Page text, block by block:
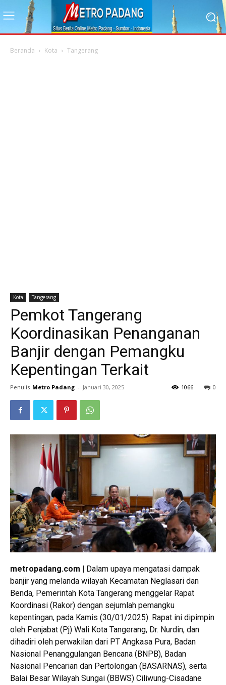
Beranda Kota Tangerang
Kota Tangerang
Pemkot Tangerang
Koordinasikan Penanganan
Banjir dengan Pemangku
Kepentingan Terkait
Penulis Metro Padang - Januari 30, 2025 0
1066
metropadang.com |
Dalam upaya mengatasi dampak
banjir yang melanda wilayah Kecamatan Neglasari dan
Benda, Pemerintah Kota Tangerang menggelar Rapat
Koordinasi (Rakor) dengan sejumlah pemangku
kepentingan, pada Kamis (30/01/2025). Rapat ini dipimpin
oleh Penjabat (Pj) Wali Kota Tangerang, Dr. Nurdin, dan
dihadiri oleh perwakilan dari PT Angkasa Pura, Badan
Nasional Penanggulangan Bencana (BNPB), Badan
Nasional Pencarian dan Pertolongan (BASARNAS), serta
Balai Besar Wilayah Sungai (BBWS) Ciliwung-Cisadane